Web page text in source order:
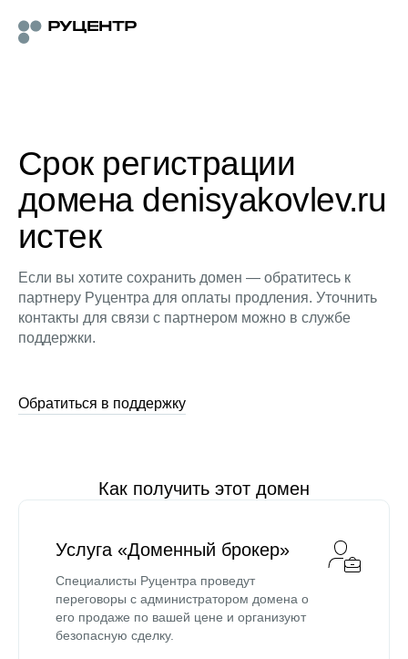
Срок регистрации
домена denisyakovlev.ru
истек
Если вы хотите сохранить домен — обратитесь к
партнеру Руцентра для оплаты продления. Уточнить
контакты для связи с партнером можно в службе
поддержки.
Обратиться в поддержку
Как получить этот домен
Услуга «Доменный брокер»
Специалисты Руцентра проведут
переговоры с администратором домена о
его продаже по вашей цене и организуют
безопасную сделку.